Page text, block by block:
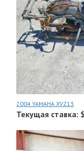
2004 YAMAHA XVZ13
Текущая ставка: